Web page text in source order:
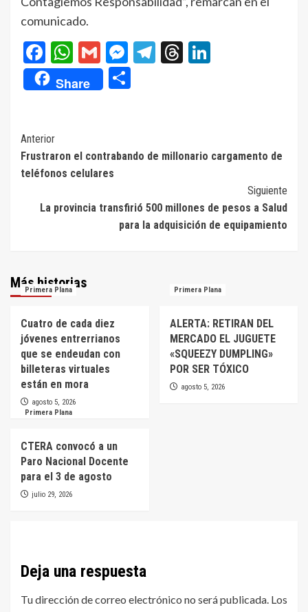
comunicado.
Facebook
WhatsApp
GmailMessenger
Telegram
Threads
Share
Navegación
de
Anterior
Frustraron el contrabando de millonario cargamento de
teléfonos celulares
Siguiente
La provincia transfirió 500 millones de pesos a Salud
para la adquisición de equipamiento
Más historias
Primera Plana
Cuatro de cada diez
jóvenes entrerrianos
que se endeudan con
billeteras virtuales
están en mora
agosto 5, 2026
Primera Plana
ALERTA: RETIRAN DEL
MERCADO EL JUGUETE
«SQUEEZY DUMPLING»
POR SER TÓXICO
agosto 5, 2026
Primera Plana
CTERA convocó a un
Paro Nacional Docente
para el 3 de agosto
julio 29, 2026
Deja una respuesta
Tu dirección de correo electrónico no será publicada. Los